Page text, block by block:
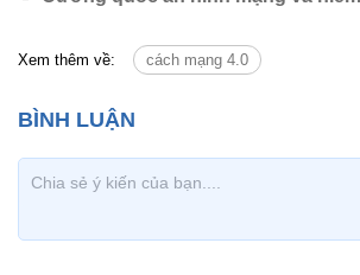
Xem thêm về: cách mạng 4.0